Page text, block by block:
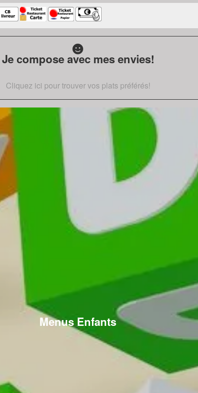
Je compose avec mes envies!
Cliquez ici pour trouver vos plats préférés!
Menus Enfants